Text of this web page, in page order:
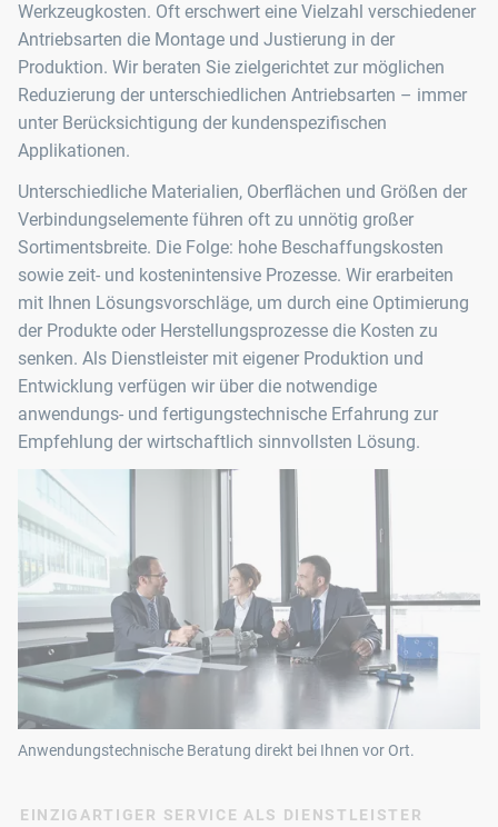
Werkzeugkosten. Oft erschwert eine Vielzahl verschiedener
Antriebsarten die Montage und Justierung in der
Produktion. Wir beraten Sie zielgerichtet zur möglichen
Reduzierung der unterschiedlichen Antriebsarten – immer
unter Berücksichtigung der kundenspezifischen
Applikationen.
Unterschiedliche Materialien, Oberflächen und Größen der
Verbindungselemente führen oft zu unnötig großer
Sortimentsbreite. Die Folge: hohe Beschaffungskosten
sowie zeit- und kostenintensive Prozesse. Wir erarbeiten
mit Ihnen Lösungsvorschläge, um durch eine Optimierung
der Produkte oder Herstellungsprozesse die Kosten zu
senken. Als Dienstleister mit eigener Produktion und
Entwicklung verfügen wir über die notwendige
anwendungs- und fertigungstechnische Erfahrung zur
Empfehlung der wirtschaftlich sinnvollsten Lösung.
Anwendungstechnische Beratung direkt bei Ihnen vor Ort.
EINZIGARTIGER SERVICE ALS DIENSTLEISTER